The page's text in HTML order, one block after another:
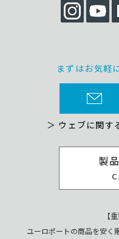
製
まずはお気軽
＞ ウェブに関す
【
ユーロポートの商品を安く